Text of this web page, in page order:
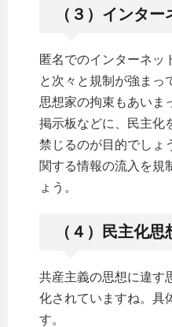
（３）インタ
匿名でのインターネッ
と次々と規制が強まっ
思想家の拘束もあいま
掲示板などに、民主化
禁じるのが目的でしょ
関する情報の流入を規
ょう。
（４）民主化
共産主義の思想に違す
化されていますね。具
す。